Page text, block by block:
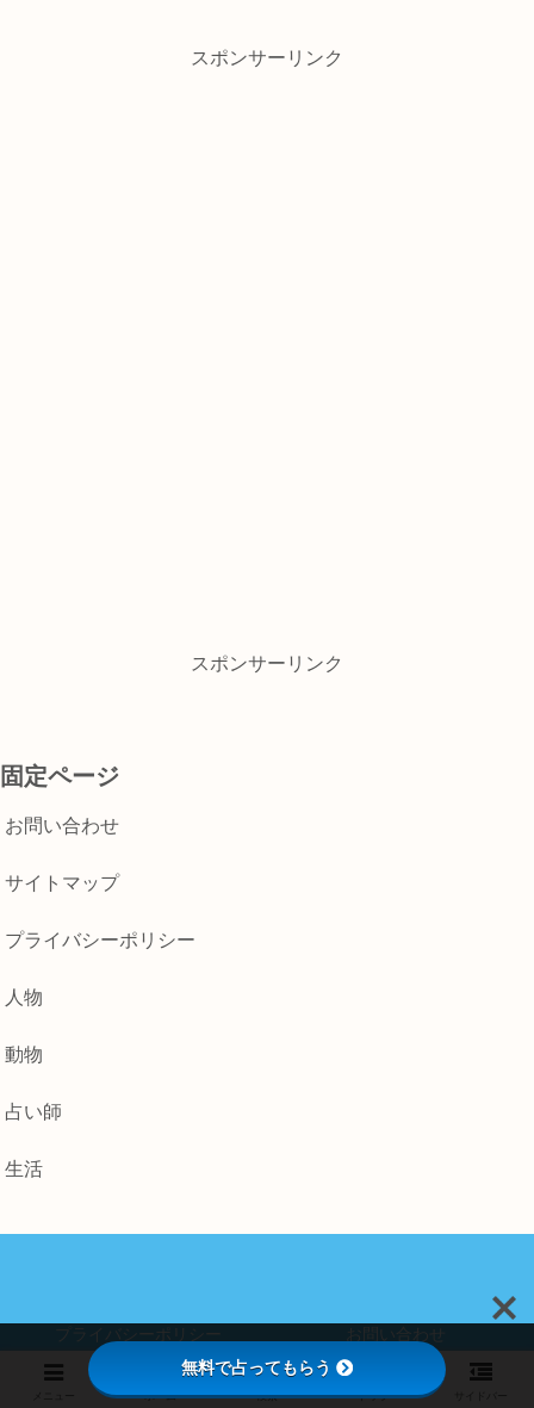
スポンサーリンク
スポンサーリンク
固定ページ
お問い合わせ
サイトマップ
プライバシーポリシー
人物
動物
占い師
生活
プライバシーポリシー お問い合わせ
© 2023 占いポケット.
ホーム 検索 トップ
無料で占ってもらう